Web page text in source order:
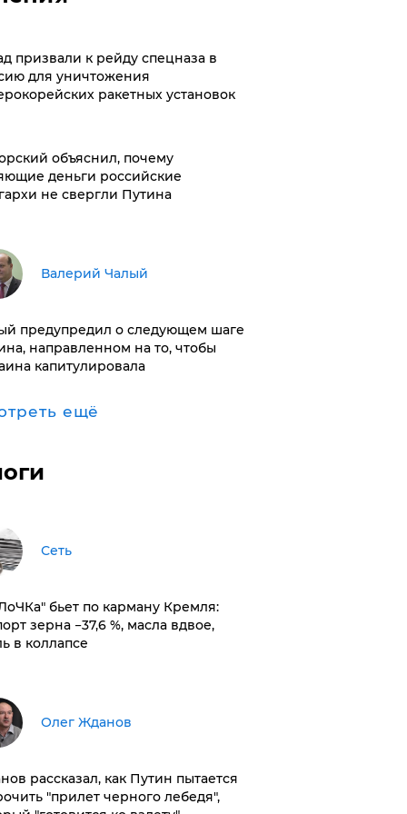
призвали к рейду спецназа в
для уничтожения
ракетных установок
объяснил, почему
деньги российские
не свергли Путина
Валерий Чалый
предупредил о следующем шаге
направленном на то, чтобы
капитулировала
ещё
Сеть
бьет по карману Кремля:
зерна −37,6 %, масла вдвое,
в коллапсе
Олег Жданов
рассказал, как Путин пытается
"прилет черного лебедя",